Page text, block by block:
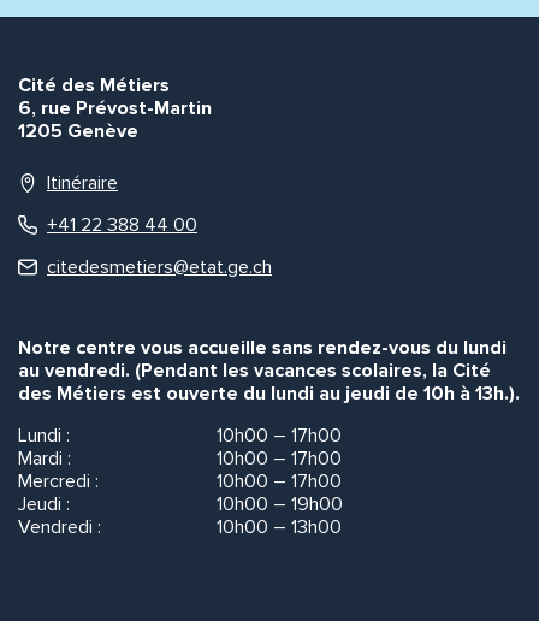
Cité des Métiers
6, rue Prévost-Martin
1205 Genève
Itinéraire
+41 22 388 44 00
citedesmetiers@etat.ge.ch
Notre centre vous accueille sans rendez-vous du lundi
au vendredi. (Pendant les vacances scolaires, la Cité
des Métiers est ouverte du lundi au jeudi de 10h à 13h.).
Lundi :
10h00 – 17h00
Mardi :
10h00 – 17h00
Mercredi :
10h00 – 17h00
Jeudi :
10h00 – 19h00
Vendredi :
10h00 – 13h00